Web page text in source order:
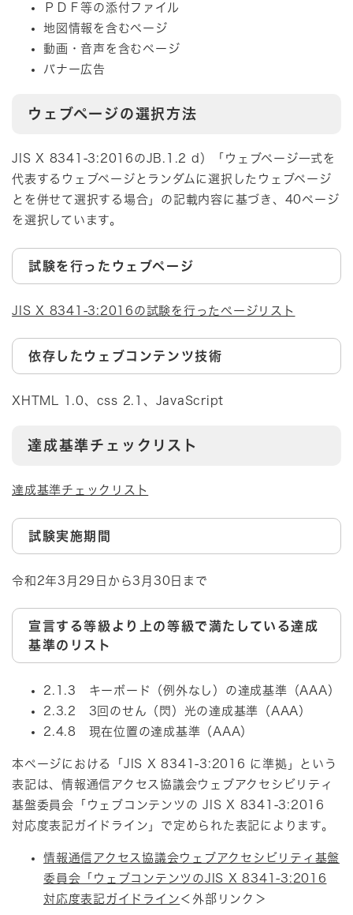
ＰＤＦ等の添付ファイル
地図情報を含むページ
動画・音声を含むページ
バナー広告
ウェブページの選択方法
JIS X 8341-3:2016のJB.1.2 d）「ウェブページ一式を
代表するウェブページとランダムに選択したウェブページ
とを併せて選択する場合」の記載内容に基づき、40ページ
を選択しています。
試験を行ったウェブページ
JIS X 8341-3:2016の試験を行ったページリスト
依存したウェブコンテンツ技術
XHTML 1.0、css 2.1、JavaScript
達成基準チェックリスト
達成基準チェックリスト
試験実施期間
令和2年3月29日から3月30日まで
宣言する等級より上の等級で満たしている達成
基準のリスト
2.1.3 キーボード（例外なし）の達成基準（AAA）
2.3.2 3回のせん（閃）光の達成基準（AAA）
2.4.8 現在位置の達成基準（AAA）
本ページにおける「JIS X 8341-3:2016 に準拠」という
表記は、情報通信アクセス協議会ウェブアクセシビリティ
基盤委員会「ウェブコンテンツの JIS X 8341-3:2016
対応度表記ガイドライン」で定められた表記によります。
情報通信アクセス協議会ウェブアクセシビリティ基盤
委員会「ウェブコンテンツのJIS X 8341-3:2016
対応度表記ガイドライン ＜外部リンク＞